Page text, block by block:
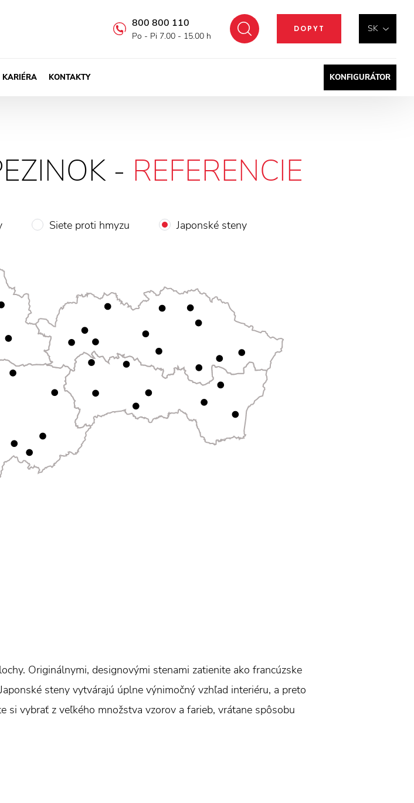
SK
DOPYT
Hľadať
800 800 110
Po - Pi 7.00 - 15.00 h
KARIÉRA KONTAKTY KONFIGURÁTOR
- REFERENCIE
Siete proti hmyzu Japonské steny
Originálnymi, designovými stenami zatienite ako francúzske
steny vytvárajú úplne výnimočný vzhľad interiéru, a preto
vybrať z veľkého množstva vzorov a farieb, vrátane spôsobu